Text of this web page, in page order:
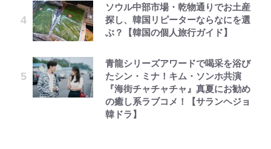
ソウル中部市場・乾物通りでお土産
探し、韓国リピーターならなにを選
ぶ？【韓国の個人旅行ガイド】
青龍シリーズアワードで喝采を浴び
たシン・ミナ！キム・ソンホ共演
『海街チャチャチャ』真夏にお勧め
の癒し系ラブコメ！【サランヘジョ
韓ドラ】